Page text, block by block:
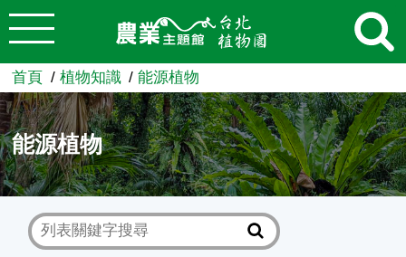
跳到主要內容
農業知識入口網
首頁 植物知識 能源植物
能源植物